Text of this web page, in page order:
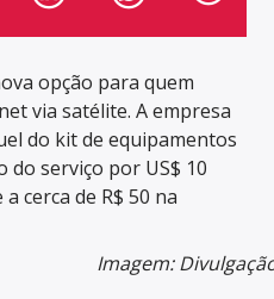
opção para quem
via satélite. A empresa
do kit de equipamentos
do serviço por US$ 10
cerca de R$ 50 na
Imagem: